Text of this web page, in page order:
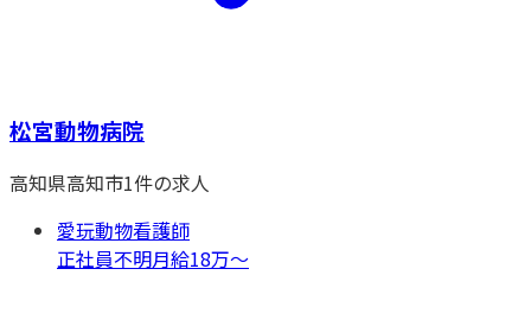
松宮動物病院
高知県高知市1件の求人
愛玩動物看護師
正社員不明月給18万〜